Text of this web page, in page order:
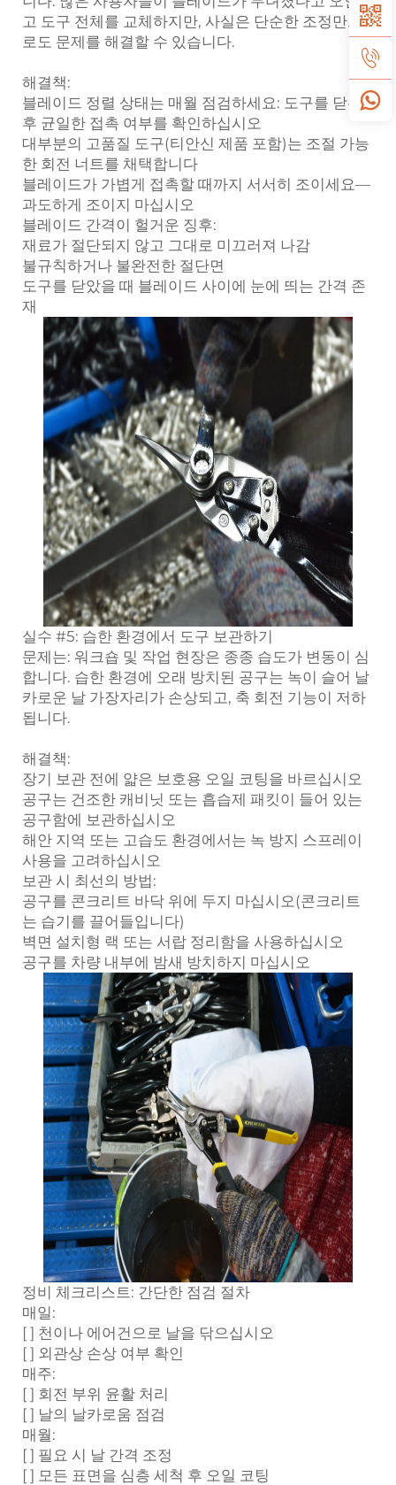
고 도구 전체를 교체하지만, 사실은 단순한 조정만으
로도 문제를 해결할 수 있습니다.
해결책:
블레이드 정렬 상태는 매월 점검하세요: 도구를 닫은
후 균일한 접촉 여부를 확인하십시오
대부분의 고품질 도구(티안신 제품 포함)는 조절 가능
한 회전 너트를 채택합니다
블레이드가 가볍게 접촉할 때까지 서서히 조이세요—
과도하게 조이지 마십시오
블레이드 간격이 헐거운 징후:
재료가 절단되지 않고 그대로 미끄러져 나감
불규칙하거나 불완전한 절단면
도구를 닫았을 때 블레이드 사이에 눈에 띄는 간격 존
재
실수 #5: 습한 환경에서 도구 보관하기
문제는: 워크숍 및 작업 현장은 종종 습도가 변동이 심
합니다. 습한 환경에 오래 방치된 공구는 녹이 슬어 날
카로운 날 가장자리가 손상되고, 축 회전 기능이 저하
됩니다.
해결책:
장기 보관 전에 얇은 보호용 오일 코팅을 바르십시오
공구는 건조한 캐비닛 또는 흡습제 패킷이 들어 있는
공구함에 보관하십시오
해안 지역 또는 고습도 환경에서는 녹 방지 스프레이
사용을 고려하십시오
보관 시 최선의 방법:
공구를 콘크리트 바닥 위에 두지 마십시오(콘크리트
는 습기를 끌어들입니다)
벽면 설치형 랙 또는 서랍 정리함을 사용하십시오
공구를 차량 내부에 밤새 방치하지 마십시오
정비 체크리스트: 간단한 점검 절차
매일:
[ ] 천이나 에어건으로 날을 닦으십시오
[ ] 외관상 손상 여부 확인
매주:
[ ] 회전 부위 윤활 처리
[ ] 날의 날카로움 점검
매월:
[ ] 필요 시 날 간격 조정
[ ] 모든 표면을 심층 세척 후 오일 코팅